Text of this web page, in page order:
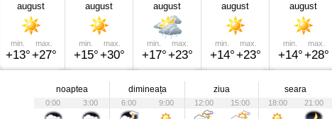
august
min.
+13°
max.
+27°
august
min.
+15°
max.
+30°
august
min.
+17°
max.
+23°
august
min.
+14°
max.
+23°
august
min.
+14°
max.
+28°
noaptea dimineața ziua seara
0:00 3:00 6:00 9:00 12:00 15:00 18:00 21:00